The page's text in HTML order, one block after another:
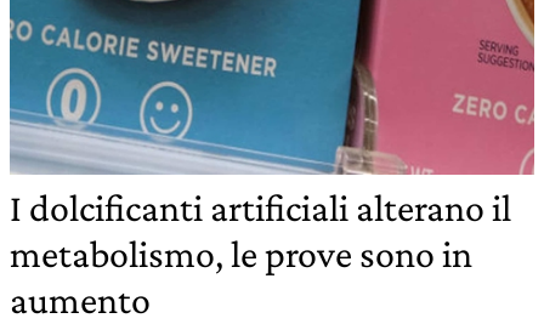
I dolcificanti artificiali alterano il
metabolismo, le prove sono in
aumento